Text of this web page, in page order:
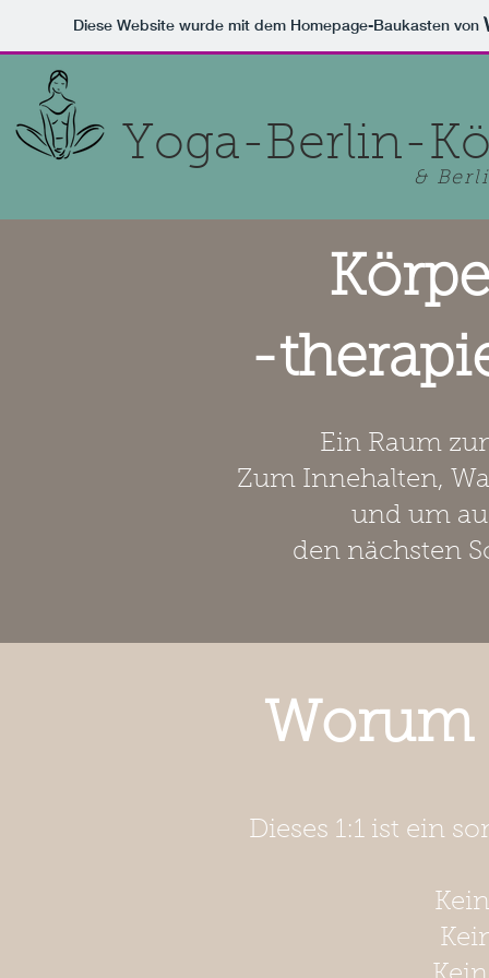
Diese Website wurde mit dem Homepage-Baukasten von
Yoga-Berlin-
&
-
Ein Raum
Zum Innehalten,
und um
den nächsten
Worum
Dieses 1:1 ist ein